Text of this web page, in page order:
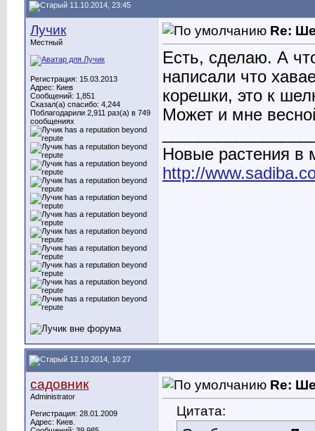
11.10.2014, 23:45
Лучик
Местный
Регистрация: 15.03.2013
Адрес: Киев
Сообщений: 1,851
Сказал(а) спасибо: 4,244
Поблагодарили 2,911 раз(а) в 749
сообщениях
Re:
Есть, сделаю. А
написали что
корешки, это к
Может и мне
Новые растения
http://
12.10.2014, 10:27
садовник
Administrator
Регистрация: 28.01.2009
Адрес: Киев.
Re:
Цитата: